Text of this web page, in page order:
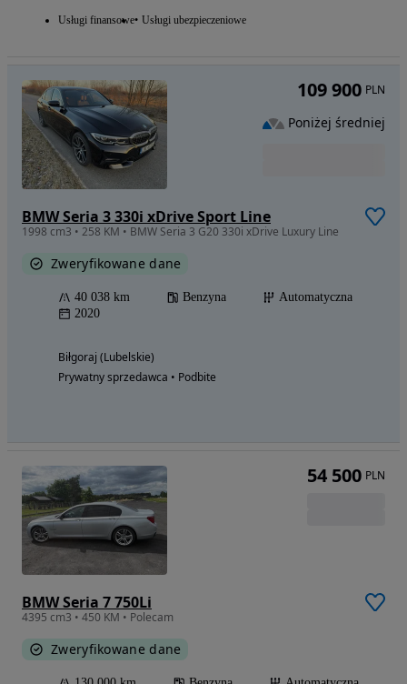
Usługi finansowe Usługi ubezpieczeniowe
BMW Seria 3 330i xDrive Sport Line
1998 cm3 • 258 KM • BMW Seria 3 G20 330i xDrive Luxury Line
Zweryfikowane dane
40 038 km Benzyna
Automatyczna
2020
Biłgoraj (Lubelskie)
Prywatny sprzedawca • Podbite
109 900 PLN
Poniżej średniej
BMW Seria 7 750Li
4395 cm3 • 450 KM • Polecam
Zweryfikowane dane
54 500 PLN